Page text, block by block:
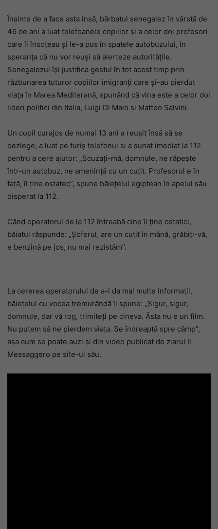
Înainte de a face asta însă, bărbatul senegalez în vârstă de
46 de ani a luat telefoanele copiilor și a celor doi profesori
care îi însoțeau și le-a pus în spatele autobuzului, în
speranța că nu vor reuși să alerteze autoritățile.
Senegalezul își justifica gestul în tot acest timp prin
răzbunarea tuturor copiilor imigranți care și-au pierdut
viața în Marea Mediterană, spunând că vina este a celor doi
lideri politici din Italia, Luigi Di Maio și Matteo Salvini.
Un copil curajos de numai 13 ani a reușit însă să se
dezlege, a luat pe furiș telefonul și a sunat imediat la 112
pentru a cere ajutor: „Scuzați-mă, domnule, ne răpește
într-un autobuz, ne amenință cu un cuțit. Profesorul e în
față, îl ține ostatec”, spune băiețelul egiptean în apelul său
disperat la 112.
Când operatorul de la 112 întreabă cine îi ține ostatici,
băiatul răspunde: „Șoferul, are un cuțit în mână, grăbiți-vă,
e benzină pe jos, nu mai rezistăm”.
La cererea operatorului de a-i da mai multe informații,
băiețelul cu vocea tremurândă îi spune: „Sigur, sigur,
domnule, dar vă rog, trimiteți pe cineva. Ăsta nu e un film.
Nu putem să ne pierdem viața. Se îndreaptă spre câmp”,
așa cum se poate auzi și din video publicat de ziarul Il
Messaggero pe site-ul său.